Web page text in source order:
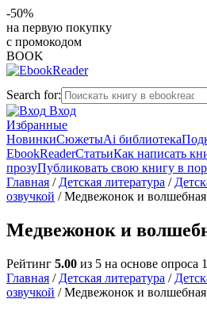
-50%
на первую покупку
с промокодом
BOOK
Search for:
Вход
Избранные
НовинкиСюжетыAi библиотека
EbookReaderСтатьиКак написать
прозуПубликовать свою книгу в
Главная / Детская литература /
озвучкой / Медвежонок и волшебная
Медвежонок и
Рейтинг 5.00 из 5 на основе опроса 1
Главная / Детская литература /
озвучкой / Медвежонок и волшебная